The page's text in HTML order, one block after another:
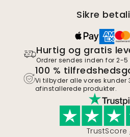
Sikre
Hurtig og gratis
Ordrer sendes inden for 2-
100 %
Vi tilbyder alle vores kunder
afinstallerede produkter.
TrustScore